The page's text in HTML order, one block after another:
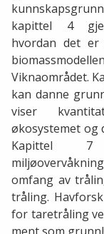
kapittel 4
hvordan det
Viknaområdet.
kan danne
viser
økosystemet og
Kapittel
omfang av
tråling.
for taretråling